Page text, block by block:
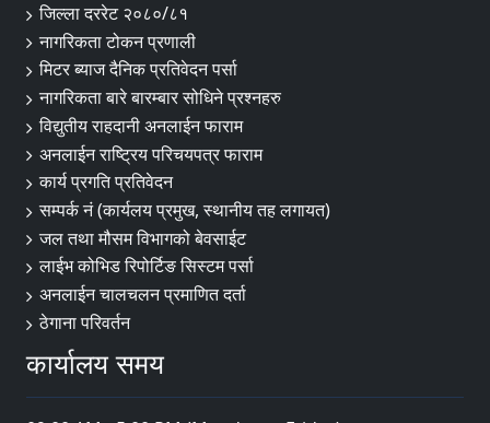
जिल्ला दररेट २०८०/८१
नागरिकता टोकन प्रणाली
मिटर ब्याज दैनिक प्रतिवेदन पर्सा
नागरिकता बारे बारम्बार सोधिने प्रश्नहरु
विद्युतीय राहदानी अनलाईन फाराम
अनलाईन राष्ट्रिय परिचयपत्र फाराम
कार्य प्रगति प्रतिवेदन
सम्पर्क नं (कार्यलय प्रमुख, स्थानीय तह लगायत)
जल तथा मौसम विभागको बेवसाईट
लाईभ कोभिड रिपोर्टिङ सिस्टम पर्सा
अनलाईन चालचलन प्रमाणित दर्ता
ठेगाना परिवर्तन
कार्यालय समय